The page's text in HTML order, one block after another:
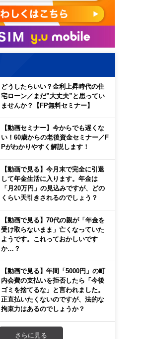
どうしたらいい？金利上昇時代の住
宅ローン／まだ”大丈夫”と思ってい
ませんか？【FP無料セミナー】
【動画セミナー】今からでも遅くな
い！60歳からの老後資金セミナー／F
Pがわかりやすく解説します！
【動画で見る】今月末で完全に引退
して年金生活に入ります。年金は
「月20万円」の見込みですが、どの
くらい天引きされるのでしょう？
【動画で見る】70代の親が「年金を
受け取らないまま」亡くなっていた
ようです。これっておかしいです
か…？
【動画で見る】年間「5000円」の町
内会費の支払いを拒否したら「今後
ゴミを捨てるな」と言われました。
正直払いたくないのですが、法的な
拘束力はあるのでしょうか？
さらに見る